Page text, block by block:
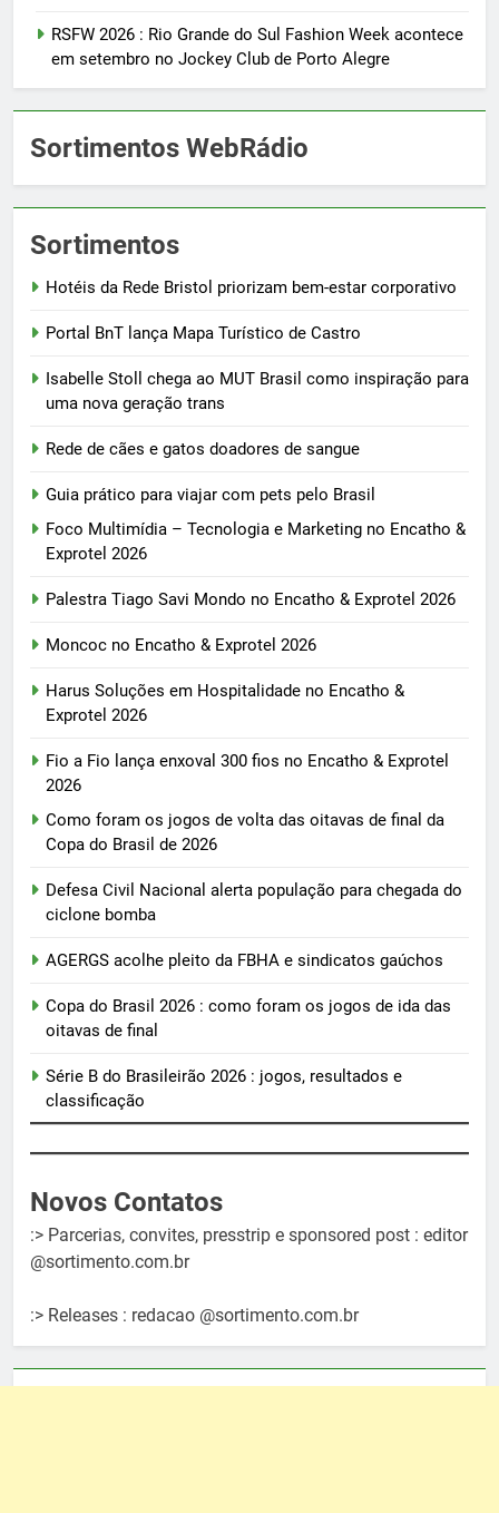
RSFW 2026 : Rio Grande do Sul Fashion Week acontece
em setembro no Jockey Club de Porto Alegre
Sortimentos WebRádio
Sortimentos
Hotéis da Rede Bristol priorizam bem-estar corporativo
Portal BnT lança Mapa Turístico de Castro
Isabelle Stoll chega ao MUT Brasil como inspiração para
uma nova geração trans
Rede de cães e gatos doadores de sangue
Guia prático para viajar com pets pelo Brasil
Foco Multimídia – Tecnologia e Marketing no Encatho &
Exprotel 2026
Palestra Tiago Savi Mondo no Encatho & Exprotel 2026
Moncoc no Encatho & Exprotel 2026
Harus Soluções em Hospitalidade no Encatho &
Exprotel 2026
Fio a Fio lança enxoval 300 fios no Encatho & Exprotel
2026
Como foram os jogos de volta das oitavas de final da
Copa do Brasil de 2026
Defesa Civil Nacional alerta população para chegada do
ciclone bomba
AGERGS acolhe pleito da FBHA e sindicatos gaúchos
Copa do Brasil 2026 : como foram os jogos de ida das
oitavas de final
Série B do Brasileirão 2026 : jogos, resultados e
classificação
Novos Contatos
:> Parcerias, convites, presstrip e sponsored post : editor
@sortimento.com.br
:> Releases : redacao @sortimento.com.br